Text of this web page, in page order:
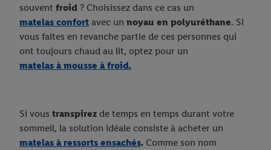
souvent froid ? Choisissez dans ce cas un
matelas confort avec un noyau en polyuréthane. Si
vous faites en revanche partie de ces personnes qui
ont toujours chaud au lit, optez pour un
matelas à mousse à froid.
Si vous transpirez de temps en temps durant votre
sommeil, la solution idéale consiste à acheter un
matelas à ressorts ensachés. Comme son nom